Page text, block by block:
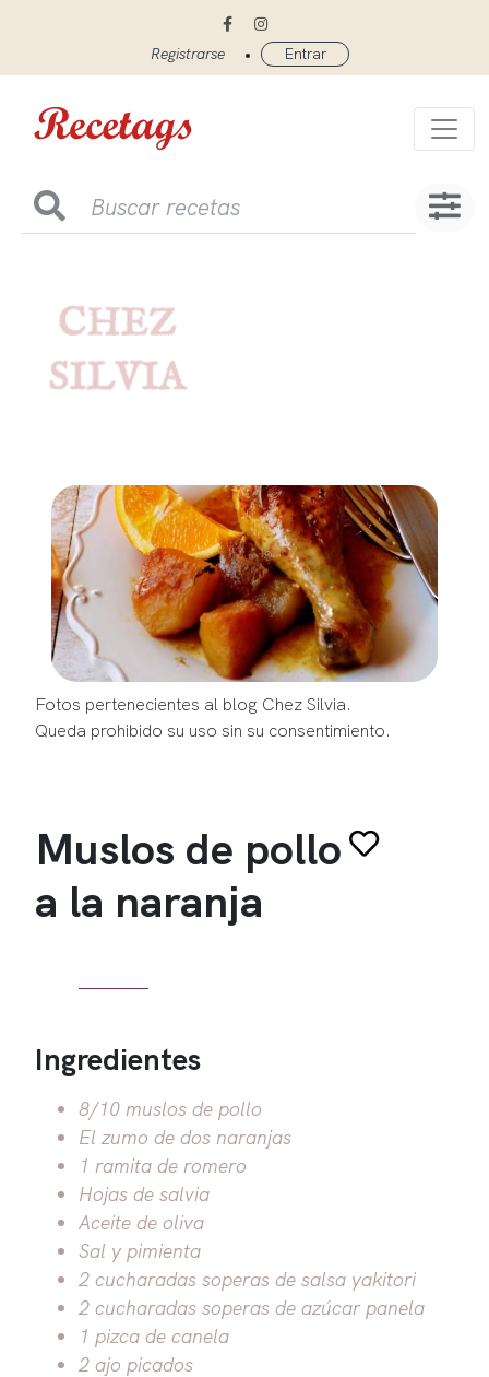
Registrarse • Entrar
Fotos pertenecientes al blog Chez Silvia.
Queda prohibido su uso sin su consentimiento.
Muslos de pollo
a la naranja
Ingredientes
8/10 muslos de pollo
El zumo de dos naranjas
1 ramita de romero
Hojas de salvia
Aceite de oliva
Sal y pimienta
2 cucharadas soperas de salsa yakitori
2 cucharadas soperas de azúcar panela
1 pizca de canela
2 ajo picados